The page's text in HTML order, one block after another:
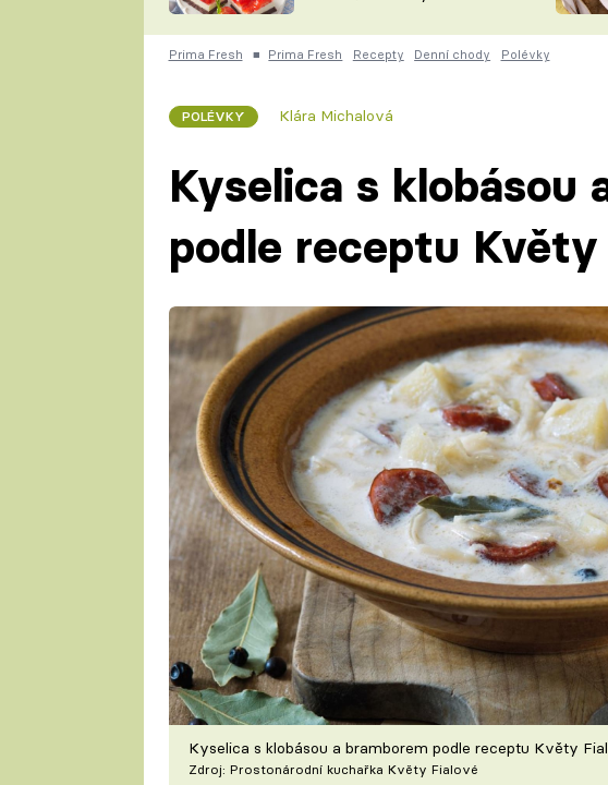
ČESKO NA TALÍŘI
KUCHAŘKA
Prima Fresh ■ Prima Fresh Recepty Denní chody Polévky
POLÉVKY Klára Michalová
Kyselica s klobásou
podle receptu Květy
Kyselica s klobásou a bramborem podle receptu Květy
Zdroj: Prostonárodní kuchařka Květy Fialové